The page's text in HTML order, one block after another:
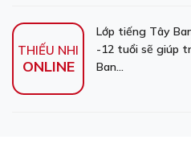
THIẾU NHI
ONLINE
Lớp tiếng Tây
-12 tuổi sẽ giúp
Ban...